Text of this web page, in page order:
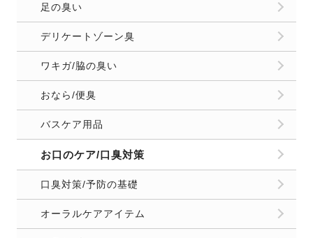
足の臭い
デリケートゾーン臭
ワキガ/脇の臭い
おなら/便臭
バスケア用品
お口のケア/口臭対策
口臭対策/予防の基礎
オーラルケアアイテム